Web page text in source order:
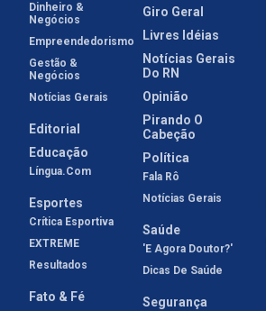
Dinheiro &
Negócios
Empreendedorismo
Gestão &
Negócios
Notícias Gerais
Editorial
Educação
Língua.com
Esportes
Crítica Esportiva
EXTREME
Resultados
Fato & Fé
Giro Geral
Livres Idéias
Notícias Gerais
Do RN
Opinião
Pirando O
Cabeção
Política
Fala Rô
Notícias Gerais
Saúde
'E Agora Doutor?'
Dicas De Saúde
Segurança